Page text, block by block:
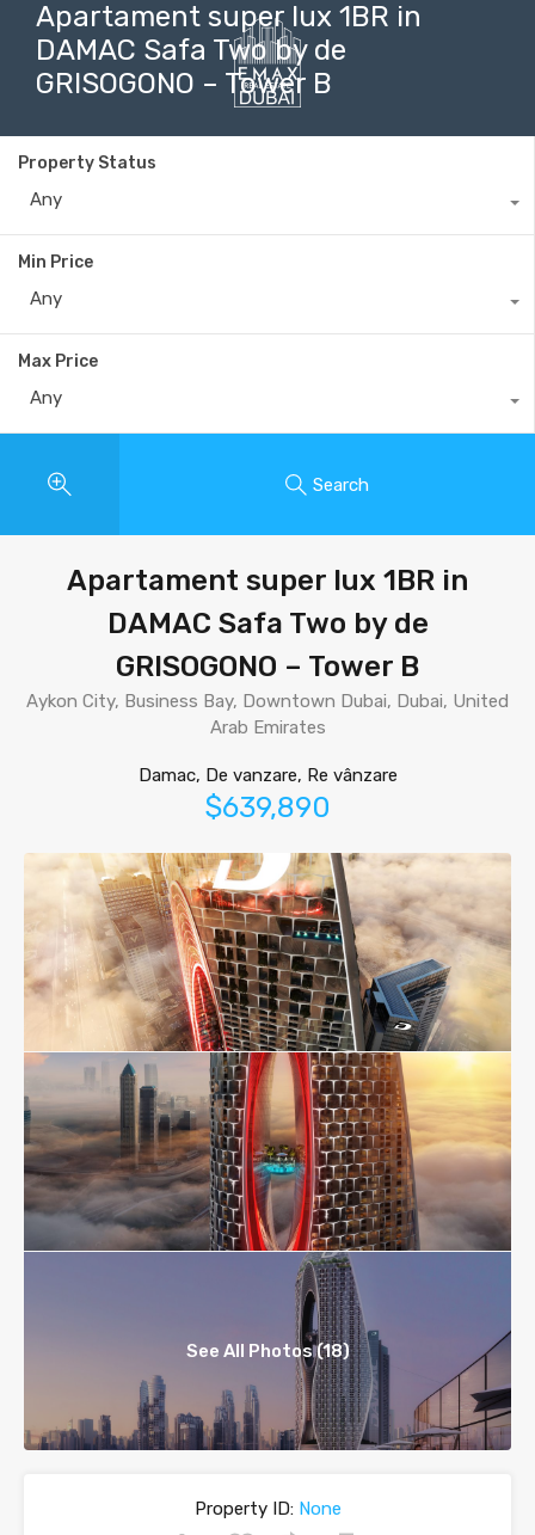
Apartament super lux 1BR in
DAMAC Safa Two by de
GRISOGONO – Tower B
Property Status
Any
Min Price
Any
Max Price
Any
Search
Apartament super lux 1BR in
DAMAC Safa Two by de
GRISOGONO – Tower B
Aykon City, Business Bay, Downtown Dubai, Dubai, United
Arab Emirates
Damac, De vanzare, Re vânzare
$639,890
See All Photos (18)
Property ID:None